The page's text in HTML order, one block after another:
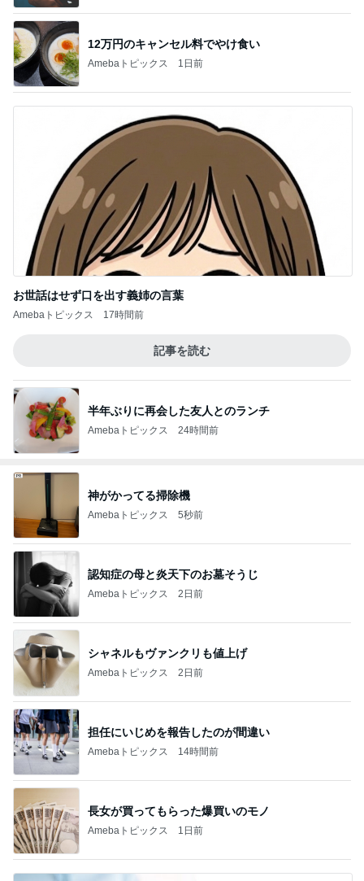
12万円のキャンセル料でやけ食い
Amebaトピックス 1日前
お世話はせず口を出す義姉の言葉
Amebaトピックス 17時間前
記事を読む
半年ぶりに再会した友人とのランチ
Amebaトピックス 24時間前
神がかってる掃除機
Amebaトピックス 5秒前
認知症の母と炎天下のお墓そうじ
Amebaトピックス 2日前
シャネルもヴァンクリも値上げ
Amebaトピックス 2日前
担任にいじめを報告したのが間違い
Amebaトピックス 14時間前
長女が買ってもらった爆買いのモノ
Amebaトピックス 1日前